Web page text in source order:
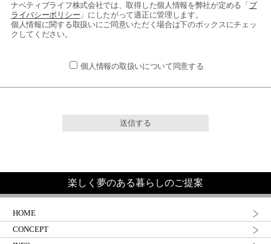
ナベティブライフ株式会社では、取得した個人情報を弊社が定める「 プ
ライバシーポリシー 」にしたがって適正に管理します。
個人情報に関する取扱いにご同意いただく場合は下のボックスにチェッ
クしてください。
個人情報の取扱いについて同意する
楽しく夢のある暮らしのご提案
HOME
CONCEPT